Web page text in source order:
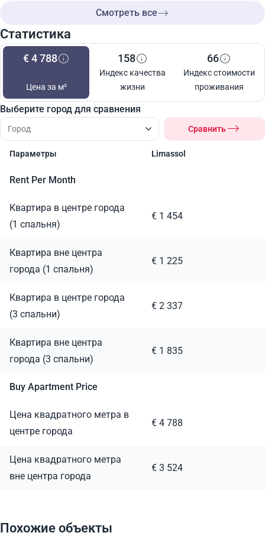
Смотреть все
Статистика
€ 4 788
Цена за м²
158
Индекс качества
жизни
66
Индекс стоимости
проживания
Выберите город для сравнения
Сравнить
Параметры Limassol
Rent Per Month
Квартира в центре города
(1 спальня)
€ 1 454
Квартира вне центра
города (1 спальня)
€ 1 225
Квартира в центре города
(3 спальни)
€ 2 337
Квартира вне центра
города (3 спальни)
€ 1 835
Buy Apartment Price
Цена квадратного метра в
центре города
€ 4 788
Цена квадратного метра
вне центра города
€ 3 524
Похожие объекты